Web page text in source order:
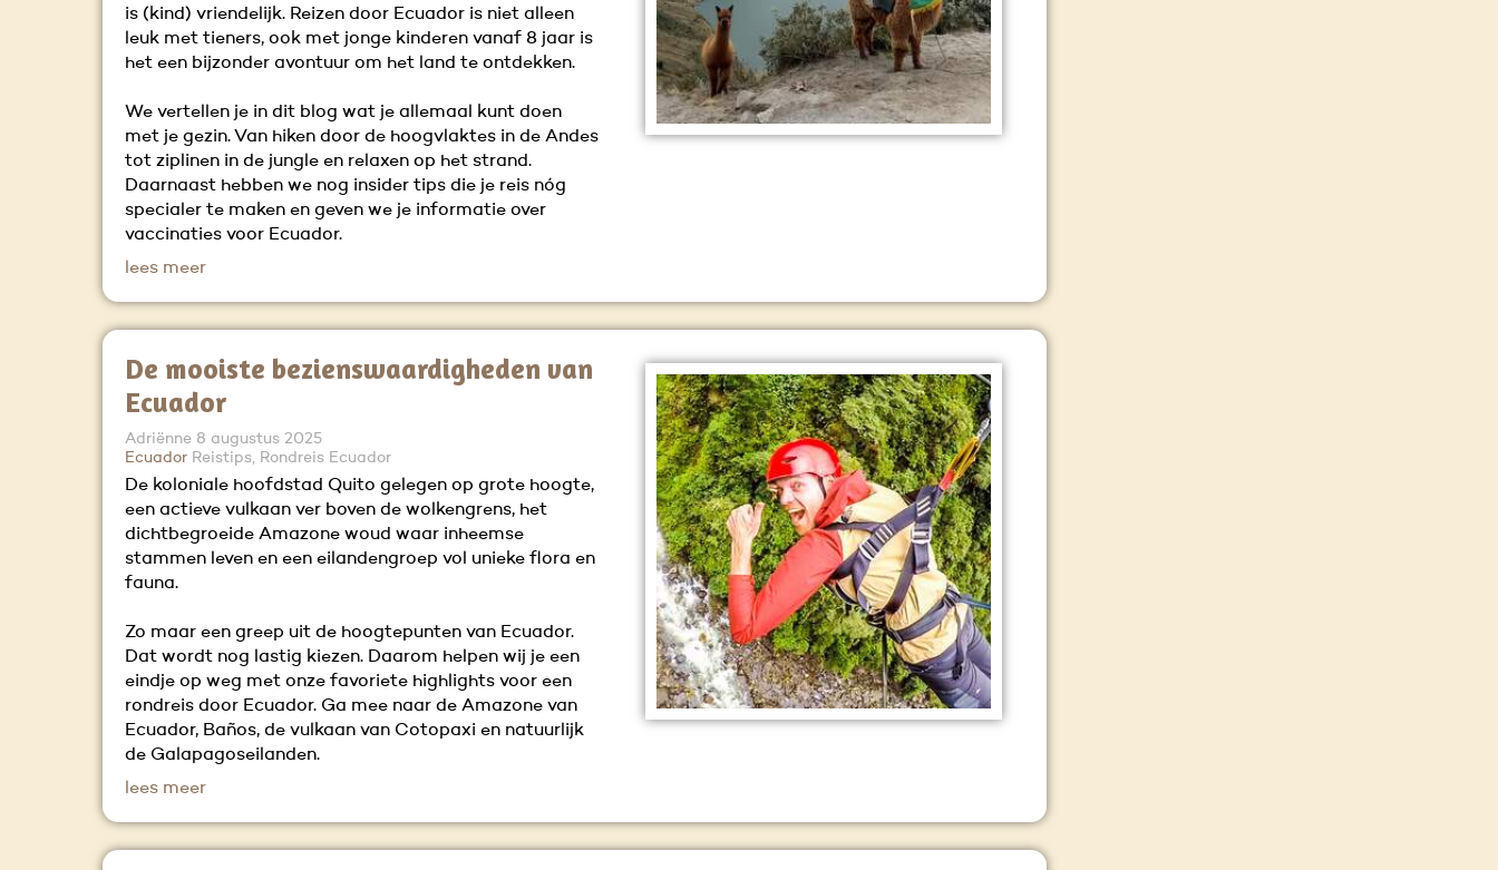
is (kind) vriendelijk. Reizen door Ecuador is niet alleen
leuk met tieners, ook met jonge kinderen vanaf 8 jaar is
het een bijzonder avontuur om het land te ontdekken.
We vertellen je in dit blog wat je allemaal kunt doen
met je gezin. Van hiken door de hoogvlaktes in de Andes
tot ziplinen in de jungle en relaxen op het strand.
Daarnaast hebben we nog insider tips die je reis nóg
specialer te maken en geven we je informatie over
vaccinaties voor Ecuador.
lees meer
De mooiste bezienswaardigheden van
Ecuador
Adriënne 8 augustus 2025
Ecuador Reistips, Rondreis Ecuador
De koloniale hoofdstad Quito gelegen op grote hoogte,
een actieve vulkaan ver boven de wolkengrens, het
dichtbegroeide Amazone woud waar inheemse
stammen leven en een eilandengroep vol unieke flora en
fauna.
Zo maar een greep uit de hoogtepunten van Ecuador.
Dat wordt nog lastig kiezen. Daarom helpen wij je een
eindje op weg met onze favoriete highlights voor een
rondreis door Ecuador. Ga mee naar de Amazone van
Ecuador, Baños, de vulkaan van Cotopaxi en natuurlijk
de Galapagoseilanden.
lees meer